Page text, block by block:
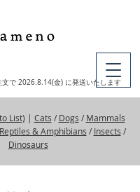
文で 2026.8.14(金) に発送いたします
List) | Cats / Dogs / Mammals
Reptiles & Amphibians / Insects /
Dinosaurs